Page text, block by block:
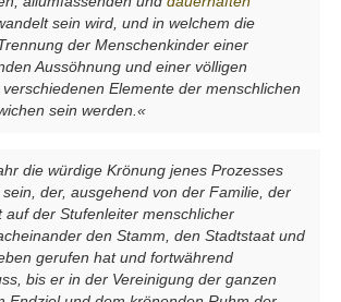
sein wird, und in welchem die
der Menschenkinder einer
Aussöhnung und einer völligen
Elemente der menschlichen
sein werden.«
die würdige Krönung jenes Prozesses
der, ausgehend von der Familie, der
auf der Stufenleiter menschlicher
den Stamm, den Stadtstaat und
gerufen hat und fortwährend
bis er in der Vereinigung der ganzen